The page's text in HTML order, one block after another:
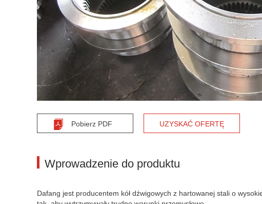
Pobierz PDF
UZYSKAĆ OFERTĘ
Wprowadzenie do produktu
Dafang jest producentem kół dźwigowych z hartowanej stali o